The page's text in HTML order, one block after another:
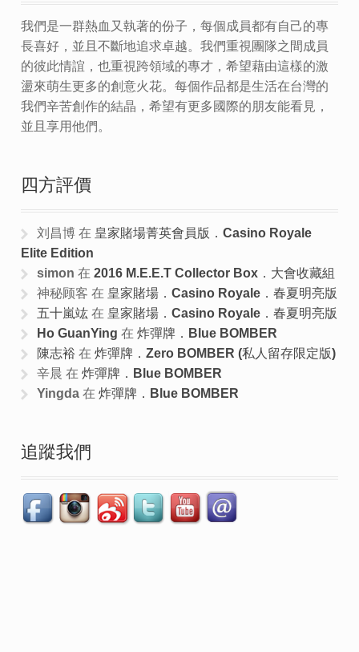
我們是一群熱血又執著的份子，每個成員都有自己的專
長喜好，並且不斷地追求卓越。我們重視團隊之間成員
的彼此情誼，也重視跨領域的專才，希望藉由這樣的激
盪來萌生更多的創意火花。每個作品都是生活在台灣的
我們辛苦創作的結晶，希望有更多國際的朋友能看見，
並且享用他們。
四方評價
刘昌博 在 皇家賭場菁英會員版．Casino Royale
Elite Edition
simon 在2016 M.E.E.T Collector Box．大會收藏組
神秘顾客 在 皇家賭場．Casino Royale．春夏明亮版
五十嵐竑 在 皇家賭場．Casino Royale．春夏明亮版
Ho GuanYing 在炸彈牌．Blue BOMBER
陳志裕 在炸彈牌．Zero BOMBER (私人留存限定版)
辛晨 在炸彈牌．Blue BOMBER
Yingda 在炸彈牌．Blue BOMBER
追蹤我們